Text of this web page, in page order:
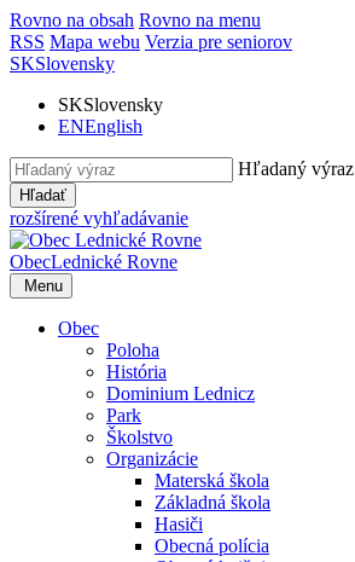
Rovno na obsah Rovno na menu
RSS Mapa webu Verzia pre seniorov
SKSlovensky
SKSlovensky
ENEnglish
Hľadaný výraz
Hľadať
rozšírené vyhľadávanie
ObecLednické Rovne
Menu
Obec
Poloha
História
Dominium Lednicz
Park
Školstvo
Organizácie
Materská škola
Základná škola
Hasiči
Obecná polícia